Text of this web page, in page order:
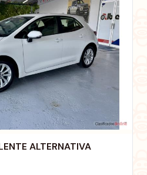
ALTERNATIVA